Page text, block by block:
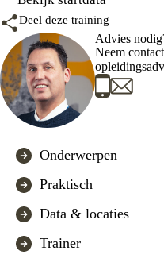
Onderwerpen
Praktisch
Data & locaties
Trainer
Deel deze training
Advies
Neem